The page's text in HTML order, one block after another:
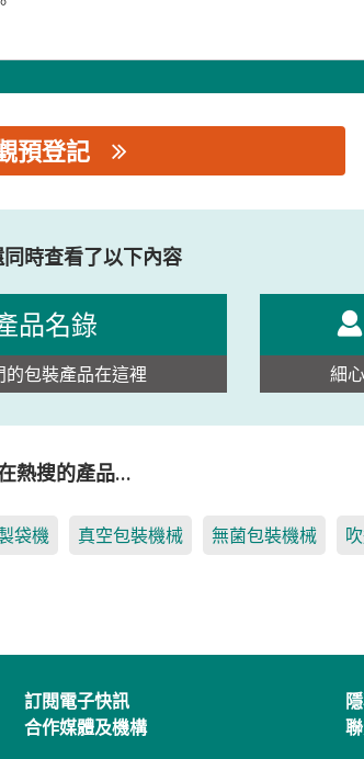
預登記
時查看了以下內容
品名錄
的包裝產品在這裡 細
熱搜的產品…
袋機 真空包裝機械 無菌包裝機械
訂閱電子快訊
合作媒體及機構